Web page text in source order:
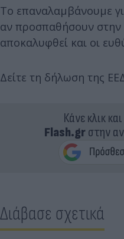
Το επαναλαμβάνουμε
αν προσπαθήσουν στην
αποκαλυφθεί και οι
Δείτε τη δήλωση της
Κάνε κλικ
Flash.grστην
Διάβασε σχετικά